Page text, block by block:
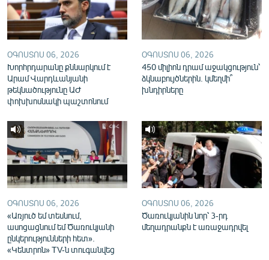
ՀԵՏԵՎԵՔ ՄԵԶ
ՕԳՈՍՏՈՍ 06, 2026
Խորհրդարանը քննարկում է
Արամ Վարդևանյանի
թեկնածությունը ԱԺ
փոխխոսնակի պաշտոնում
ՕԳՈՍՏՈՍ 06, 2026
450 միլիոն դրամ աջակցություն՝
ձկնաբույծներին. կմեղմի՞
խնդիրները
ՕԳՈՍՏՈՍ 06, 2026
«Առյուծ եմ տեսնում,
ասոցացնում եմ Ծառուկյանի
ընկերությունների հետ».
«Կենտրոն» TV-ն տուգանվեց
ՕԳՈՍՏՈՍ 06, 2026
Ծառուկյանին նոր՝ 3-րդ
մեղադրանքն է առաջադրվել